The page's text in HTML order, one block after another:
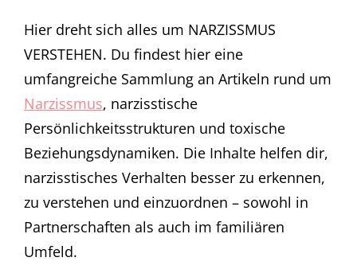
Hier dreht sich alles um NARZISSMUS
VERSTEHEN. Du findest hier eine
umfangreiche Sammlung an Artikeln rund um
Narzissmus, narzisstische
Persönlichkeitsstrukturen und toxische
Beziehungsdynamiken. Die Inhalte helfen dir,
narzisstisches Verhalten besser zu erkennen,
zu verstehen und einzuordnen – sowohl in
Partnerschaften als auch im familiären
Umfeld.